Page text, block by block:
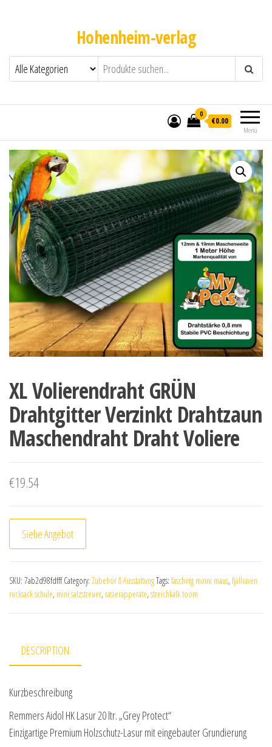
Hohenheim-verlag
Menü
0
€0.00
XL Volierendraht GRÜN
Drahtgitter Verzinkt Drahtzaun
Maschendraht Draht Voliere
€19.54
Siehe Angebot
SKU: 7ab2d98fdfff Category: Zubehör & AusstattungTags: fasching minni maus, fjällräven
rucksack schule, mini salzstreuer, rasierapperate, streichkalk toom
DESCRIPTION
Kurzbeschreibung
Remmers Aidol HK Lasur 20 ltr. „Grey Protect“
Einzigartige Premium Holzschutz-Lasur mit eingebauter Grundierung